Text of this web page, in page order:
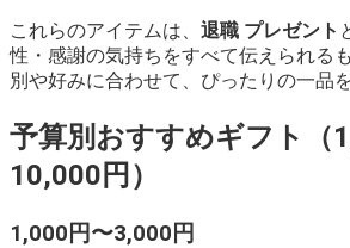
これらのアイテムは、 退職 プレゼント
性・感謝の気持ちをすべて伝えられる
別や好みに合わせて、ぴったりの一品
予算別おすすめギフト（
10,000円）
1,000円〜3,000円